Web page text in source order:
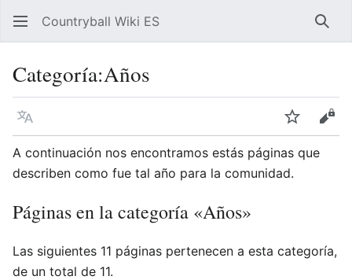
Countryball Wiki ES
Categoría:Años
Idioma VigilarVer
A continuación nos encontramos estás páginas que
describen como fue tal año para la comunidad.
Páginas en la categoría «Años»
Las siguientes 11 páginas pertenecen a esta categoría,
de un total de 11.